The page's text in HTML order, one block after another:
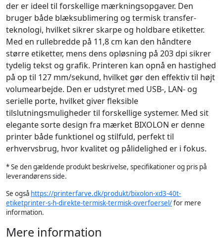
der er ideel til forskellige mærkningsopgaver. Den
bruger både blæksublimering og termisk transfer-
teknologi, hvilket sikrer skarpe og holdbare etiketter.
Med en rullebredde på 11,8 cm kan den håndtere
større etiketter, mens dens opløsning på 203 dpi sikrer
tydelig tekst og grafik. Printeren kan opnå en hastighed
på op til 127 mm/sekund, hvilket gør den effektiv til højt
volumearbejde. Den er udstyret med USB-, LAN- og
serielle porte, hvilket giver fleksible
tilslutningsmuligheder til forskellige systemer. Med sit
elegante sorte design fra mærket BIXOLON er denne
printer både funktionel og stilfuld, perfekt til
erhvervsbrug, hvor kvalitet og pålidelighed er i fokus.
* Se den gældende produkt beskrivelse, specifikationer og pris på
leverandørens side.
Se også https://printerfarve.dk/produkt/bixolon-xd3-40t-
etiketprinter-s-h-direkte-termisk-termisk-overfoersel/for mere
information.
Mere information